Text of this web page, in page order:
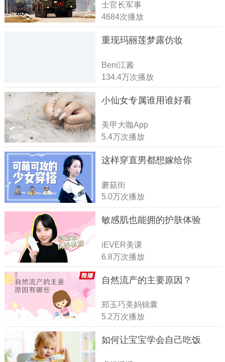
士官长军事
4684次播放
重现玛丽莲梦露仿妆
Beni江酱
134.4万次播放
小仙女专属谁用谁好看
美甲大咖App
5.4万次播放
这样穿直男都想嫁给你
蘑菇街
5.0万次播放
敏感肌也能拥的护肤体验
iEVER美课
6.8万次播放
自然流产的主要原因？
郑玉巧美妈锦囊
5.2万次播放
如何让宝宝学会自己吃饭